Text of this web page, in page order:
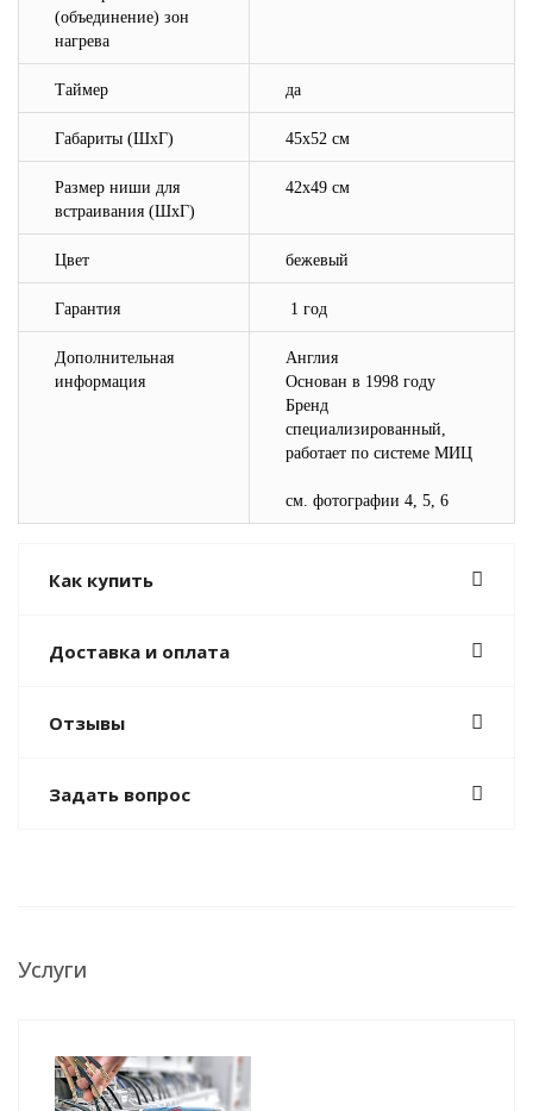
(объединение) зон
нагрева
Таймер да
Габариты (ШхГ) 45х52 см
Размер ниши для
встраивания (ШхГ)
42х49 см
Цвет бежевый
Гарантия 1 год
Дополнительная
информация
Англия
Основан в 1998 году
Бренд
специализированный,
работает по системе МИЦ
cм. фотографии 4, 5, 6
Как купить
Доставка и оплата
Отзывы
Задать вопрос
Услуги